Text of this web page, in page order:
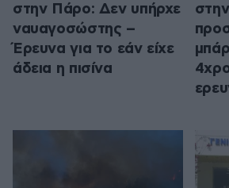
στην Πάρο: Δεν υπήρχε
ναυαγοσώστης –
Έρευνα για το εάν είχε
άδεια η πισίνα